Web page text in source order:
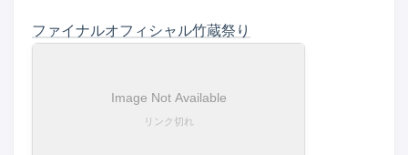
ファイナルオフィシャル竹蔵祭り